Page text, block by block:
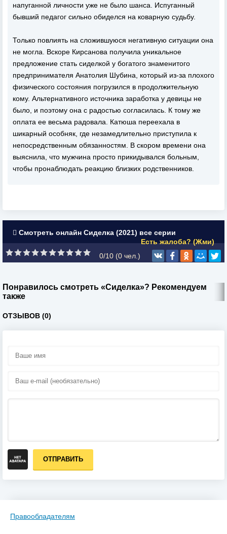
напуганной личности уже не было шанса. Испуганный
бывший педагог сильно обиделся на коварную судьбу.
Только повлиять на сложившуюся негативную ситуации она
не могла. Вскоре Кирсанова получила уникальное
предложение стать сиделкой у богатого знаменитого
предпринимателя Анатолия Шубина, который из-за плохого
физического состояния погрузился в продолжительную
кому. Альтернативного источника заработка у девицы не
было, и поэтому она с радостью согласилась. К тому же
оплата ее весьма радовала. Катюша переехала в
шикарный особняк, где незамедлительно приступила к
непосредственным обязанностям. В скором времени она
выяснила, что мужчина просто прикидывался больным,
чтобы пронаблюдать реакцию близких родственников.
Смотреть онлайн Сиделка (2021) все серии
Есть жалоба? (Жми)
0/10 (0 чел.)
Понравилось смотреть «Сиделка»? Рекомендуем
также
ОТЗЫВОВ (0)
ОТПРАВИТЬ
Правообладателям